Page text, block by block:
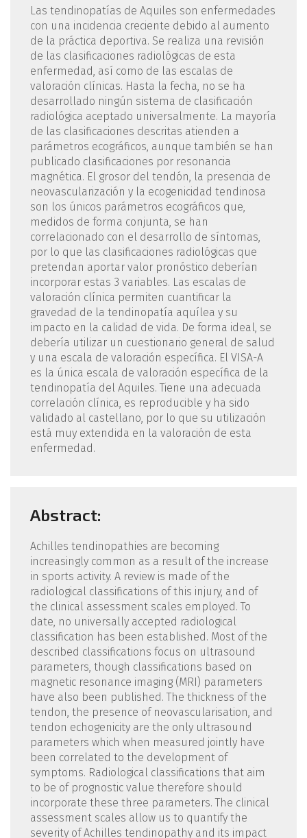
Las tendinopatías de Aquiles son enfermedades
con una incidencia creciente debido al aumento
de la práctica deportiva. Se realiza una revisión
de las clasificaciones radiológicas de esta
enfermedad, así como de las escalas de
valoración clínicas. Hasta la fecha, no se ha
desarrollado ningún sistema de clasificación
radiológica aceptado universalmente. La mayoría
de las clasificaciones descritas atienden a
parámetros ecográficos, aunque también se han
publicado clasificaciones por resonancia
magnética. El grosor del tendón, la presencia de
neovascularización y la ecogenicidad tendinosa
son los únicos parámetros ecográficos que,
medidos de forma conjunta, se han
correlacionado con el desarrollo de síntomas,
por lo que las clasificaciones radiológicas que
pretendan aportar valor pronóstico deberían
incorporar estas 3 variables. Las escalas de
valoración clínica permiten cuantificar la
gravedad de la tendinopatía aquílea y su
impacto en la calidad de vida. De forma ideal, se
debería utilizar un cuestionario general de salud
y una escala de valoración específica. El VISA-A
es la única escala de valoración específica de la
tendinopatía del Aquiles. Tiene una adecuada
correlación clínica, es reproducible y ha sido
validado al castellano, por lo que su utilización
está muy extendida en la valoración de esta
enfermedad.
Abstract:
Achilles tendinopathies are becoming
increasingly common as a result of the increase
in sports activity. A review is made of the
radiological classifications of this injury, and of
the clinical assessment scales employed. To
date, no universally accepted radiological
classification has been established. Most of the
described classifications focus on ultrasound
parameters, though classifications based on
magnetic resonance imaging (MRI) parameters
have also been published. The thickness of the
tendon, the presence of neovascularisation, and
tendon echogenicity are the only ultrasound
parameters which when measured jointly have
been correlated to the development of
symptoms. Radiological classifications that aim
to be of prognostic value therefore should
incorporate these three parameters. The clinical
assessment scales allow us to quantify the
severity of Achilles tendinopathy and its impact